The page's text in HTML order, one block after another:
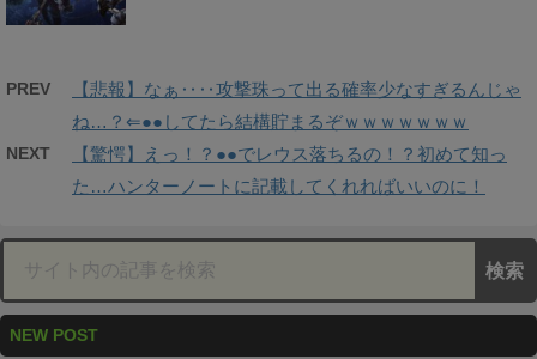
PREV
【悲報】なぁ‥‥攻撃珠って出る確率少なすぎるんじゃ
ね…？⇐●●してたら結構貯まるぞｗｗｗｗｗｗｗ
NEXT
【驚愕】えっ！？●●でレウス落ちるの！？初めて知っ
た…ハンターノートに記載してくれればいいのに！
NEW POST